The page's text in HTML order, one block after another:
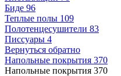
Биде 96
Теплые полы 109
Полотенцесушители 83
Писсуары 4
Вернуться обратно
Напольные покрытия 370
Напольные покрытия 370